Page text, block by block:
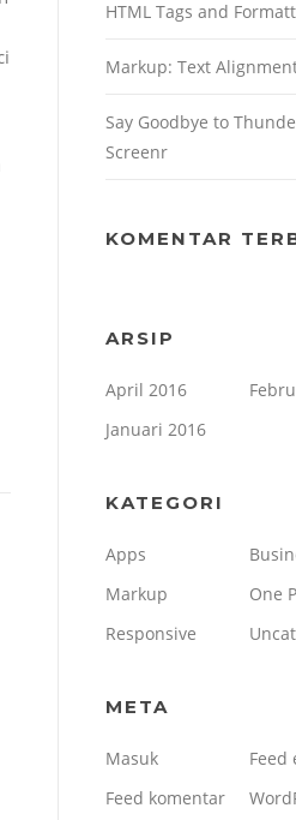
HTML Tags and
Markup: Text
Say Goodbye to
Screenr
KOMENTAR
ARSIP
April 2016
Januari 2016
KATEGORI
Apps
Markup
One
Responsive
META
Masuk
Feed
Feed komentar